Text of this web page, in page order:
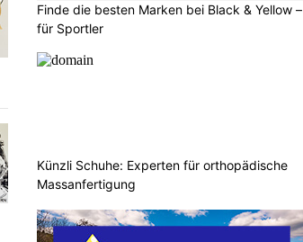
Finde die besten Marken bei Black & Yellow –
für Sportler
Künzli Schuhe: Experten für orthopädische
Massanfertigung